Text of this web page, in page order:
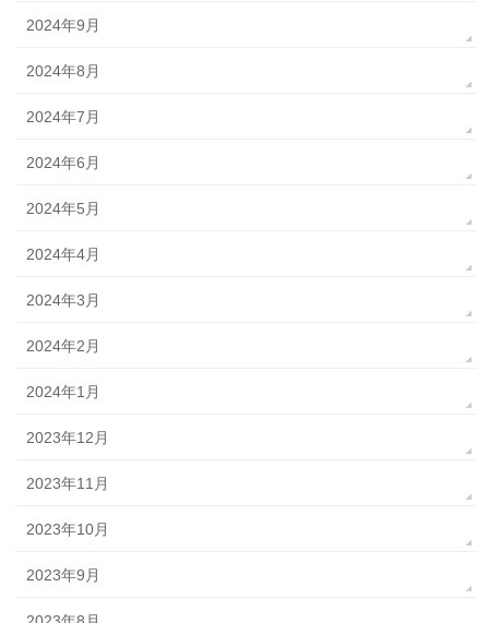
2024年9月
2024年8月
2024年7月
2024年6月
2024年5月
2024年4月
2024年3月
2024年2月
2024年1月
2023年12月
2023年11月
2023年10月
2023年9月